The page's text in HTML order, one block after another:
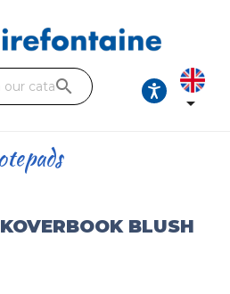
search

BLUSH